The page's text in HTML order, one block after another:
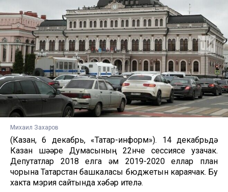
Михаил Захаров
(Казан, 6 декабрь, «Татар-информ»). 14 декабрьдә
Казан шәһәре Думасының 22нче сессиясе узачак.
Депутатлар 2018 елга һәм 2019-2020 еллар план
чорына Татарстан башкаласы бюджетын караячак. Бу
хакта мэрия сайтында хәбәр ителә.